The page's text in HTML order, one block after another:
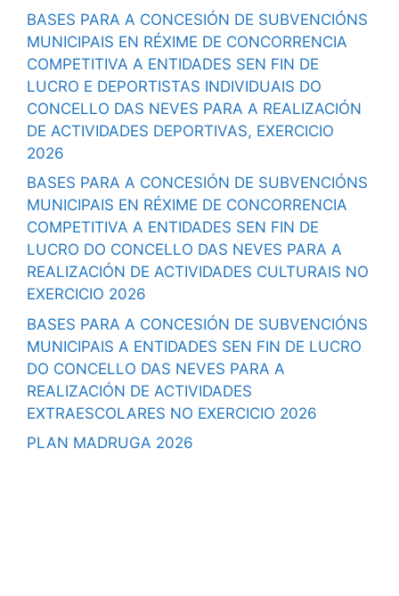
BASES PARA A CONCESIÓN DE SUBVENCIÓNS
MUNICIPAIS EN RÉXIME DE CONCORRENCIA
COMPETITIVA A ENTIDADES SEN FIN DE
LUCRO E DEPORTISTAS INDIVIDUAIS DO
CONCELLO DAS NEVES PARA A REALIZACIÓN
DE ACTIVIDADES DEPORTIVAS, EXERCICIO
2026
BASES PARA A CONCESIÓN DE SUBVENCIÓNS
MUNICIPAIS EN RÉXIME DE CONCORRENCIA
COMPETITIVA A ENTIDADES SEN FIN DE
LUCRO DO CONCELLO DAS NEVES PARA A
REALIZACIÓN DE ACTIVIDADES CULTURAIS NO
EXERCICIO 2026
BASES PARA A CONCESIÓN DE SUBVENCIÓNS
MUNICIPAIS A ENTIDADES SEN FIN DE LUCRO
DO CONCELLO DAS NEVES PARA A
REALIZACIÓN DE ACTIVIDADES
EXTRAESCOLARES NO EXERCICIO 2026
PLAN MADRUGA 2026